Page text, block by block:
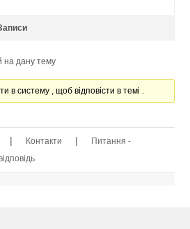
на дану тему
в систему , щоб відповісти в темі .
| Контакти |
Питання -